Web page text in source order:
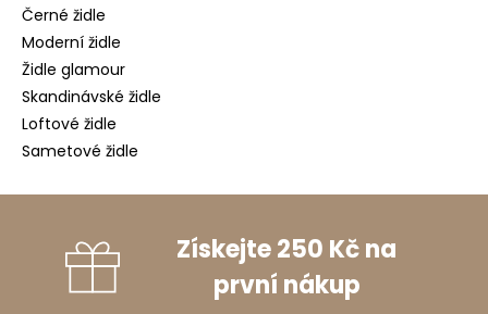
Černé židle
Moderní židle
Židle glamour
Skandinávské židle
Loftové židle
Sametové židle
Získejte 250 Kč na
první nákup